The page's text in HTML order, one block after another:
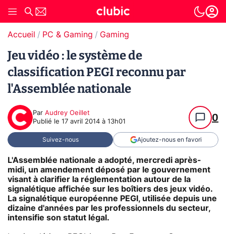
Accueil PC & Gaming Gaming
Jeu vidéo : le système de
classification PEGI reconnu par
l'Assemblée nationale
Par Audrey Oeillet
Publié le 17 avril 2014 à 13h01 0
Suivez-nous Ajoutez-nous en favori
L'Assemblée nationale a adopté, mercredi après-
midi, un amendement déposé par le gouvernement
visant à clarifier la réglementation autour de la
signalétique affichée sur les boîtiers des jeux vidéo.
La signalétique européenne PEGI, utilisée depuis une
dizaine d'années par les professionnels du secteur,
intensifie son statut légal.